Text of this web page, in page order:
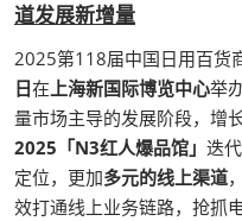
道发展新增量
2025第118届中国日用百货
日在上海新国际博览中心举
量市场主导的发展阶段，增
2025「N3红人爆品馆」 迭
定位，更加多元的线上渠道
效打通线上业务链路，抢抓